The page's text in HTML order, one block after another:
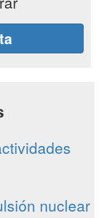
nuclear